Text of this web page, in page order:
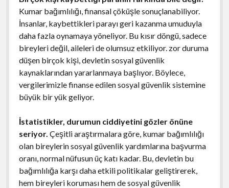
Kumar bağımlılığı, finansal çöküşle sonuçlanabiliyor.
İnsanlar, kaybettikleri parayı geri kazanma umuduyla
daha fazla oynamaya yöneliyor. Bu kısır döngü, sadece
bireyleri değil, aileleri de olumsuz etkiliyor. zor duruma
düşen birçok kişi, devletin sosyal güvenlik
kaynaklarından yararlanmaya başlıyor. Böylece,
vergilerimizle finanse edilen sosyal güvenlik sistemine
büyük bir yük geliyor.
İstatistikler, durumun ciddiyetini gözler önüne
seriyor. Çeşitli araştırmalara göre, kumar bağımlılığı
olan bireylerin sosyal güvenlik yardımlarına başvurma
oranı, normal nüfusun üç katı kadar. Bu, devletin bu
bağımlılığa karşı daha etkili politikalar geliştirerek,
hem bireyleri koruması hem de sosyal güvenlik